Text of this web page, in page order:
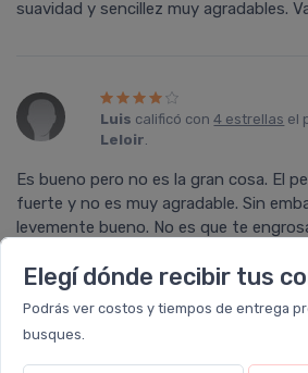
Elegí dónde recibir tus
Podrás ver costos y tiempos de entrega
busques.
suavidad y sencillez muy agradables.
Luis calificó con4 estrellas el
Leloir.
Es bueno pero no es la gran cosa. El
fuerte y no es muy agradable. Sin
levemente bueno. No es que te
MARIA ELENAcalificó con4